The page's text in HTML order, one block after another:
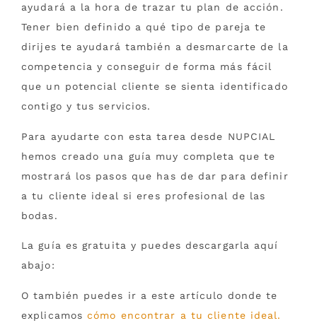
ayudará a la hora de trazar tu plan de acción.
Tener bien definido a qué tipo de pareja te
dirijes te ayudará también a desmarcarte de la
competencia y conseguir de forma más fácil
que un potencial cliente se sienta identificado
contigo y tus servicios.
Para ayudarte con esta tarea desde NUPCIAL
hemos creado una guía muy completa que te
mostrará los pasos que has de dar para definir
a tu cliente ideal si eres profesional de las
bodas.
La guía es gratuita y puedes descargarla aquí
abajo:
O también puedes ir a este artículo donde te
explicamoscómo encontrar a tu cliente ideal.